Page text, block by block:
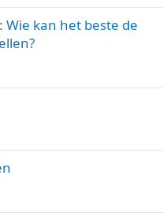
kan het beste de